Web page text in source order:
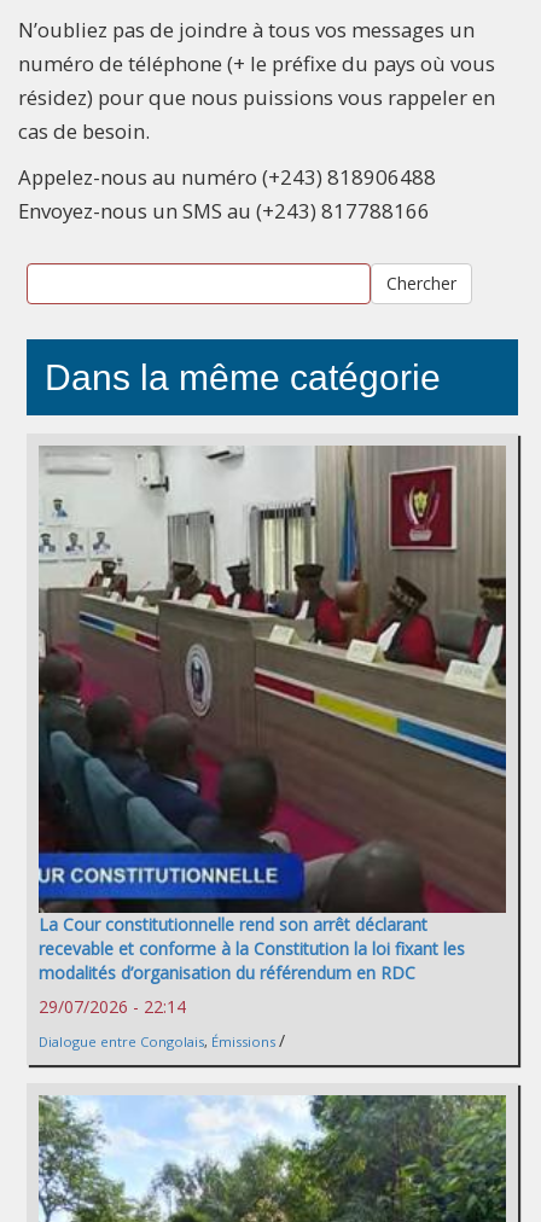
N’oubliez pas de joindre à tous vos messages un
numéro de téléphone (+ le préfixe du pays où vous
résidez) pour que nous puissions vous rappeler en
cas de besoin.
Appelez-nous au numéro (+243) 818906488
Envoyez-nous un SMS au (+243) 817788166
Chercher
Dans la même catégorie
La Cour constitutionnelle rend son arrêt déclarant
recevable et conforme à la Constitution la loi fixant les
modalités d’organisation du référendum en RDC
29/07/2026 - 22:14
Dialogue entre Congolais, Émissions /